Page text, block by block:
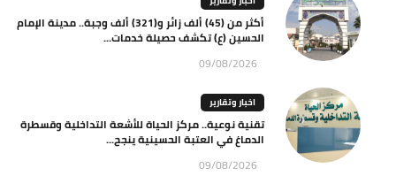
أكثر من (45) ألف زائر و(321) ألف وجبة.. مدينة الإمام
الحسين (ع) تكشف حصيلة خدمات...
09/08/2026
اخبار وتقارير
تقنية نوعية.. مركز الحياة للأشعة التداخلية وقسطرة
الدماغ في العتبة الحسينية ينجح...
09/08/2026